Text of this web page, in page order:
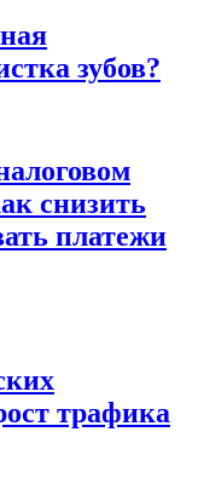
зубов?
снизить
платежи
трафика